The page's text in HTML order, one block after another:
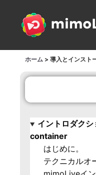
ホーム > 導入とインスト
▶
イントロダク
container
はじめに。
テクニカル